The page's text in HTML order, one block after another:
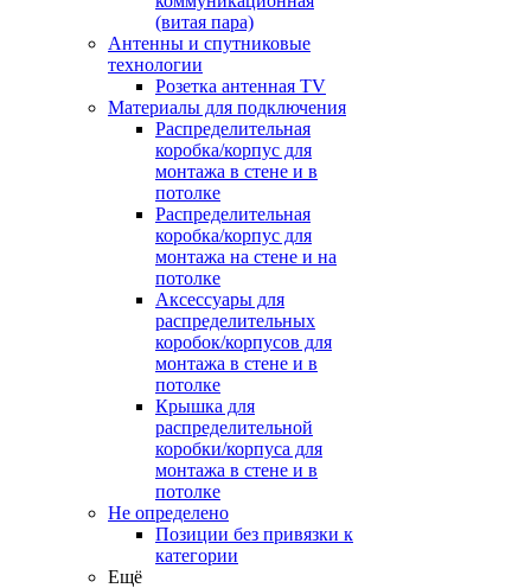
(витая пара)
Антенны и спутниковые
технологии
Розетка антенная TV
Материалы для подключения
Распределительная
коробка/корпус для
монтажа в стене и в
потолке
Распределительная
коробка/корпус для
монтажа на стене и на
потолке
Аксессуары для
распределительных
коробок/корпусов для
монтажа в стене и в
потолке
Крышка для
распределительной
коробки/корпуса для
монтажа в стене и в
потолке
Не определено
Позиции без привязки к
категории
Ещё